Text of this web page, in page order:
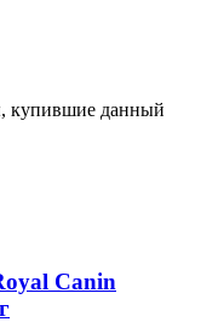
купившие данный
Canin